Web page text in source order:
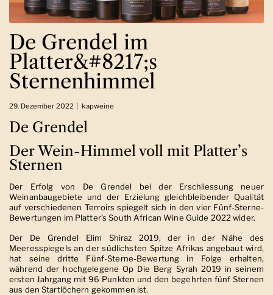
De Grendel im
Platter&#8217;s
Sternenhimmel
29. Dezember 2022 kapweine
De Grendel
Der Wein-Himmel voll mit Platter’s
Sternen
Der Erfolg von De Grendel bei der Erschliessung neuer
Weinanbaugebiete und der Erzielung gleichbleibender Qualität
auf verschiedenen Terroirs spiegelt sich in den vier Fünf-Sterne-
Bewertungen im Platter’s South African Wine Guide 2022 wider.
Der De Grendel Elim Shiraz 2019, der in der Nähe des
Meeresspiegels an der südlichsten Spitze Afrikas angebaut wird,
hat seine dritte Fünf-Sterne-Bewertung in Folge erhalten,
während der hochgelegene Op Die Berg Syrah 2019 in seinem
ersten Jahrgang mit 96 Punkten und den begehrten fünf Sternen
aus den Startlöchern gekommen ist.